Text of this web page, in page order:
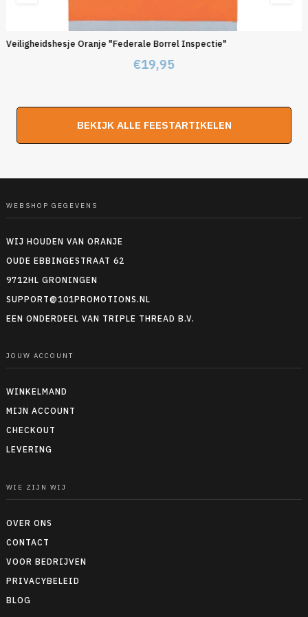
Veiligheidshesje Oranje "Federale Borrel Inspectie"
€19,95
BEKIJK ALLE FEESTARTIKELEN
WEBSHOP GEGEVENS
WIJ HOUDEN VAN ORANJE
OUDE EBBINGESTRAAT 62
9712HL GRONINGEN
SUPPORT@101PROMOTIONS.NL
EEN ONDERDEEL VAN TRIPLE THREAD B.V.
JOUW ACCOUNT
WINKELMAND
MIJN ACCOUNT
CHECKOUT
LEVERING
WIE ZIJN WIJ
OVER ONS
CONTACT
VOOR BEDRIJVEN
PRIVACYBELEID
BLOG